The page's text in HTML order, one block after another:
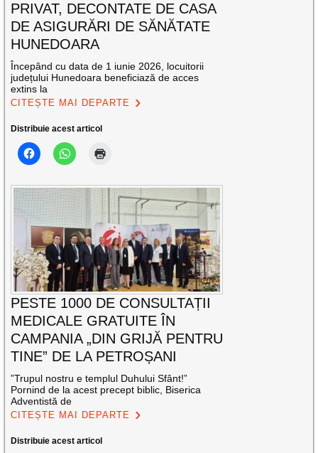
PRIVAT, DECONTATE DE CASA
DE ASIGURĂRI DE SĂNĂTATE
HUNEDOARA
Începând cu data de 1 iunie 2026, locuitorii
județului Hunedoara beneficiază de acces
extins la
CITEȘTE MAI DEPARTE
Distribuie acest articol
PESTE 1000 DE CONSULTAȚII
MEDICALE GRATUITE ÎN
CAMPANIA „DIN GRIJĂ PENTRU
TINE” DE LA PETROȘANI
”Trupul nostru e templul Duhului Sfânt!”
Pornind de la acest precept biblic, Biserica
Adventistă de
CITEȘTE MAI DEPARTE
Distribuie acest articol